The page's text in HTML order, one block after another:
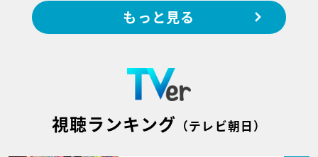
もっと見る
視聴ランキング （テレビ朝日）